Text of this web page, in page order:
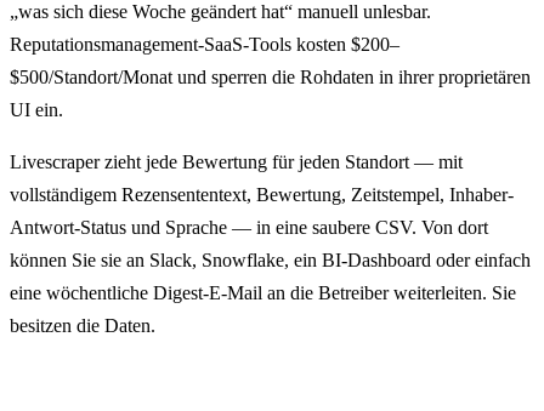
„was sich diese Woche geändert hat“ manuell unlesbar.
Reputationsmanagement-SaaS-Tools kosten $200–
$500/Standort/Monat und sperren die Rohdaten in ihrer proprietären
UI ein.
Livescraper zieht jede Bewertung für jeden Standort — mit
vollständigem Rezensententext, Bewertung, Zeitstempel, Inhaber-
Antwort-Status und Sprache — in eine saubere CSV. Von dort
können Sie sie an Slack, Snowflake, ein BI-Dashboard oder einfach
eine wöchentliche Digest-E-Mail an die Betreiber weiterleiten. Sie
besitzen die Daten.